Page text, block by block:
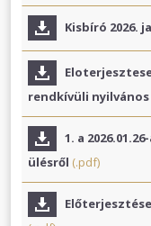
Kisbíró 2026.
rendkívüli
1. a
ülésről (.pdf)